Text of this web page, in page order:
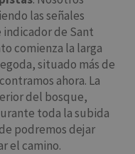
las señales
indicador de Sant
comienza la larga
situado más de
ahora. La
del bosque,
toda la subida
podremos dejar
el camino.